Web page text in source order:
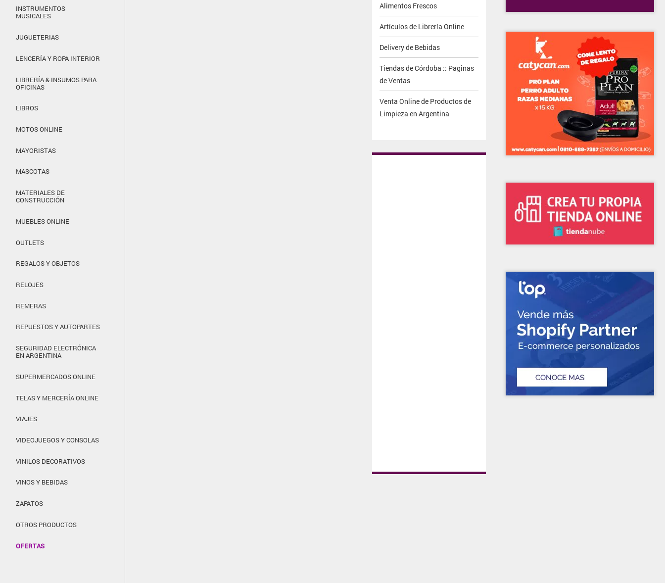
INSTRUMENTOS
MUSICALES
JUGUETERIAS
LENCERÍA Y ROPA INTERIOR
LIBRERÍA & INSUMOS PARA
OFICINAS
LIBROS
MOTOS ONLINE
MAYORISTAS
MASCOTAS
MATERIALES DE
CONSTRUCCIÓN
MUEBLES ONLINE
OUTLETS
REGALOS Y OBJETOS
RELOJES
REMERAS
REPUESTOS Y AUTOPARTES
SEGURIDAD ELECTRÓNICA
EN ARGENTINA
SUPERMERCADOS ONLINE
TELAS Y MERCERÍA ONLINE
VIAJES
VIDEOJUEGOS Y CONSOLAS
VINILOS DECORATIVOS
VINOS Y BEBIDAS
ZAPATOS
OTROS PRODUCTOS
OFERTAS
Alimentos Frescos
Artículos de Librería Online
Delivery de Bebidas
Tiendas de Córdoba :: Paginas
de Ventas
Venta Online de Productos de
Limpieza en Argentina